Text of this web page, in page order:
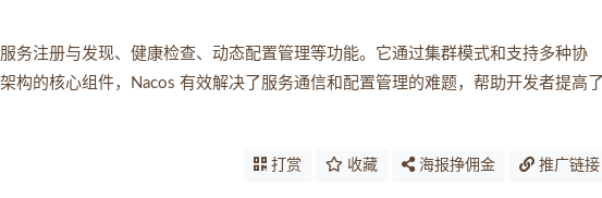
务注册与发现、健康检查、动态配置管理等功能。它通过集群模式和支持多种协
构的核心组件，Nacos 有效解决了服务通信和配置管理的难题，帮助开发者提高了
打赏 收藏 海报挣佣金 推广链接